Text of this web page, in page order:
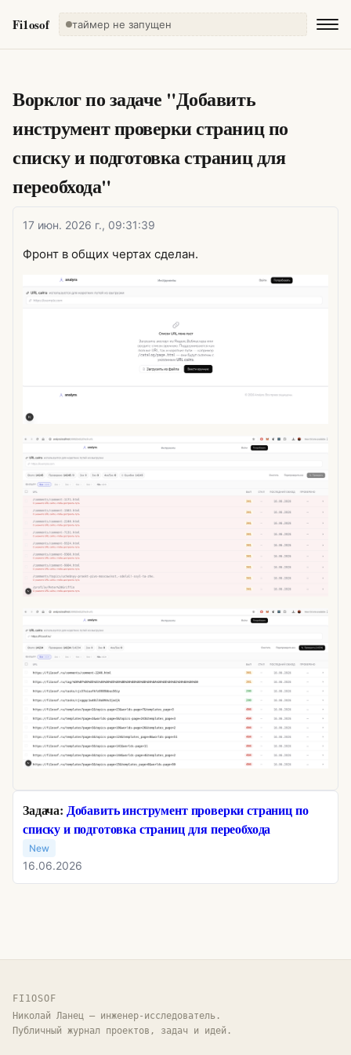
Fi1osof таймер не запущен
Ворклог по задаче "Добавить
инструмент проверки страниц по
списку и подготовка страниц для
переобхода"
17 июн. 2026 г., 09:31:39
Фронт в общих чертах сделан.
Задача: Добавить инструмент проверки страниц по
списку и подготовка страниц для переобхода
New
16.06.2026
FI1OSOF
Николай Ланец — инженер-исследователь.
Публичный журнал проектов, задач и идей.